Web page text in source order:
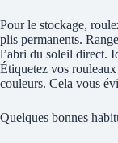
Pour le stockage,
plis permanents.
l’abri du soleil direct.
Étiquetez vos
couleurs. Cela vous
Quelques bonnes